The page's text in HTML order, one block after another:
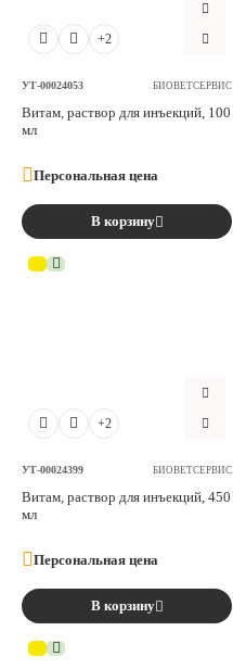
Аксессуары
Расходные материалы
+2
УТ-00024053 БИОВЕТСЕРВИС
Витам, раствор для инъекций, 100
мл
Персональная цена
В корзину
+2
УТ-00024399 БИОВЕТСЕРВИС
Витам, раствор для инъекций, 450
мл
Персональная цена
В корзину